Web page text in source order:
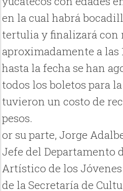
en la cual habrá
tertulia y finalizará con
aproximadamente a las
hasta la fecha se han
todos los boletos para
tuvieron un costo de
pesos.
or su parte, Jorge
Jefe del Departamento
Artístico de los
de la Secretaría de